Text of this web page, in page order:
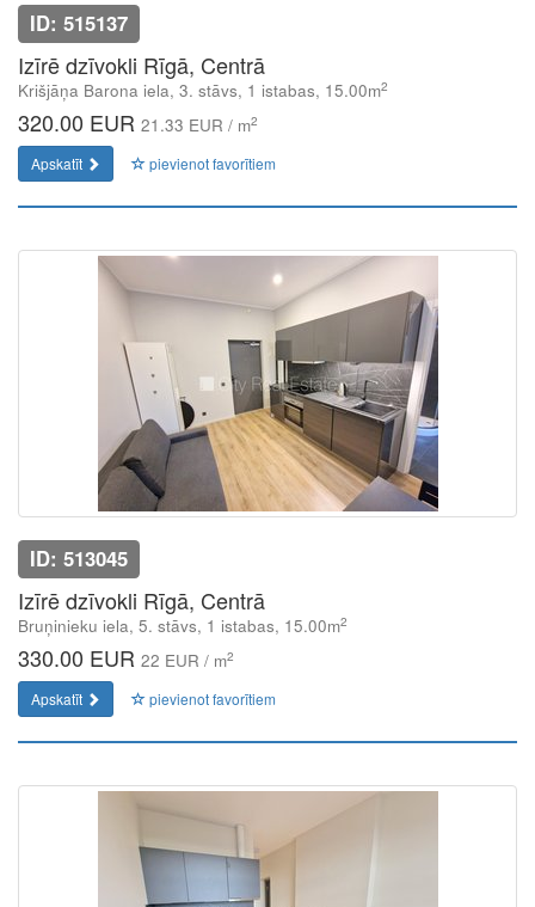
ID: 515137
Izīrē dzīvokli Rīgā, Centrā
Krišjāņa Barona iela, 3. stāvs, 1 istabas, 15.00m2
320.00 EUR 21.33 EUR / m2
Apskatīt pievienot favorītiem
ID: 513045
Izīrē dzīvokli Rīgā, Centrā
Bruņinieku iela, 5. stāvs, 1 istabas, 15.00m2
330.00 EUR 22 EUR / m2
Apskatīt pievienot favorītiem